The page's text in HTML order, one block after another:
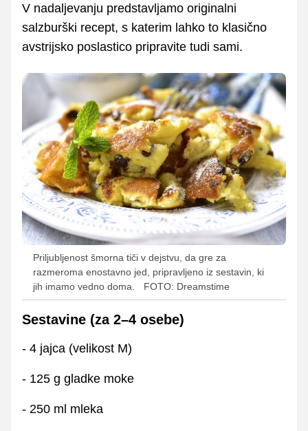
V nadaljevanju predstavljamo originalni
salzburški recept, s katerim lahko to klasično
avstrijsko poslastico pripravite tudi sami.
Priljubljenost šmorna tiči v dejstvu, da gre za
razmeroma enostavno jed, pripravljeno iz sestavin, ki
jih imamo vedno doma.
FOTO: Dreamstime
Sestavine (za 2–4 osebe)
- 4 jajca (velikost M)
- 125 g gladke moke
- 250 ml mleka